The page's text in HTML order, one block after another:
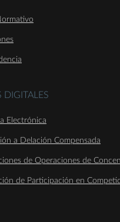
DIGITALES
Electrónica
a Delación Compensada
de Operaciones de
de Participación en